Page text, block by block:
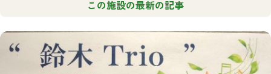
この施設の最新の記事